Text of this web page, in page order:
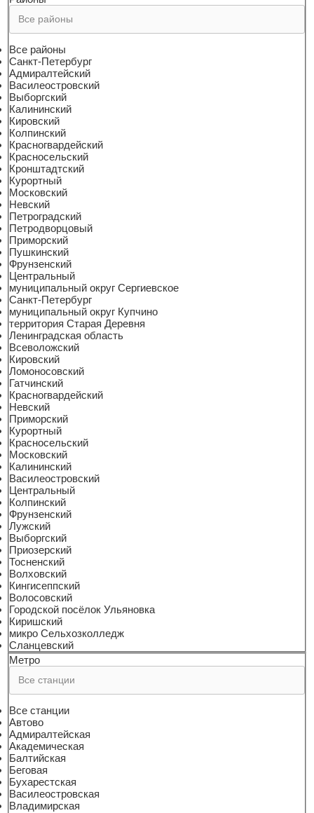
Все районы
Санкт-Петербург
Адмиралтейский
Василеостровский
Выборгский
Калининский
Кировский
Колпинский
Красногвардейский
Красносельский
Кронштадтский
Курортный
Московский
Невский
Петроградский
Петродворцовый
Приморский
Пушкинский
Фрунзенский
Центральный
муниципальный округ Сергиевское
Санкт-Петербург
муниципальный округ Купчино
территория Старая Деревня
Ленинградская область
Всеволожский
Кировский
Ломоносовский
Гатчинский
Красногвардейский
Невский
Приморский
Курортный
Красносельский
Московский
Калининский
Василеостровский
Центральный
Колпинский
Фрунзенский
Лужский
Выборгский
Приозерский
Тосненский
Волховский
Кингисеппский
Волосовский
Городской посёлок Ульяновка
Киришский
микро Сельхозколледж
Сланцевский
Метро
Все станции
Автово
Адмиралтейская
Академическая
Балтийская
Беговая
Бухарестская
Василеостровская
Владимирская